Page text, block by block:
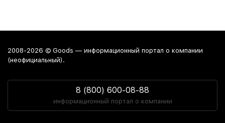
2008-2026 © Goods — информационный портал о компании
(неофициальный).
8 (800) 600-08-88
информационный портал о компании